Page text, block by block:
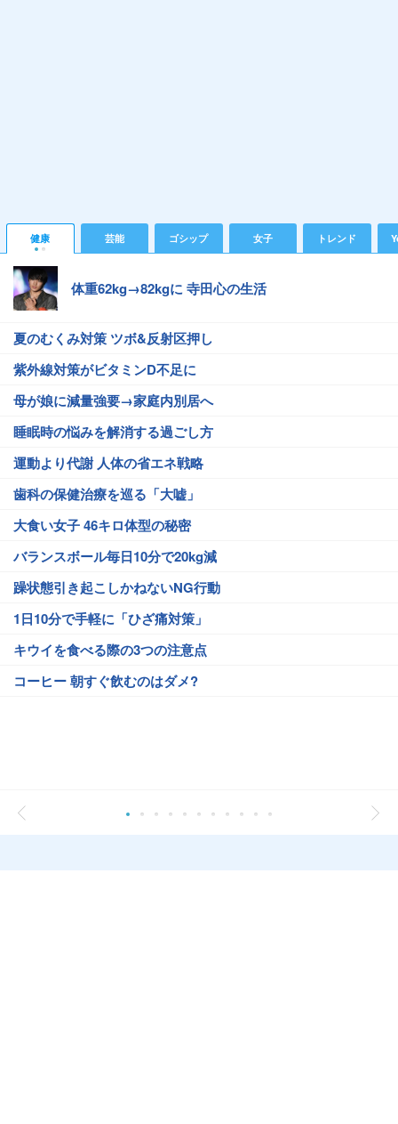
健康 芸能 ゴシップ 女子 トレンド
体重62kg→82kgに 寺田心の生活
夏のむくみ対策 ツボ&反射区押し
紫外線対策がビタミンD不足に
母が娘に減量強要→家庭内別居へ
睡眠時の悩みを解消する過ごし方
運動より代謝 人体の省エネ戦略
歯科の保健治療を巡る「大嘘」
大食い女子 46キロ体型の秘密
バランスボール毎日10分で20kg減
躁状態引き起こしかねないNG行動
1日10分で手軽に「ひざ痛対策」
キウイを食べる際の3つの注意点
コーヒー 朝すぐ飲むのはダメ?